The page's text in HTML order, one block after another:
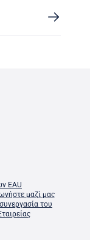
EAU
μαζί μας
του